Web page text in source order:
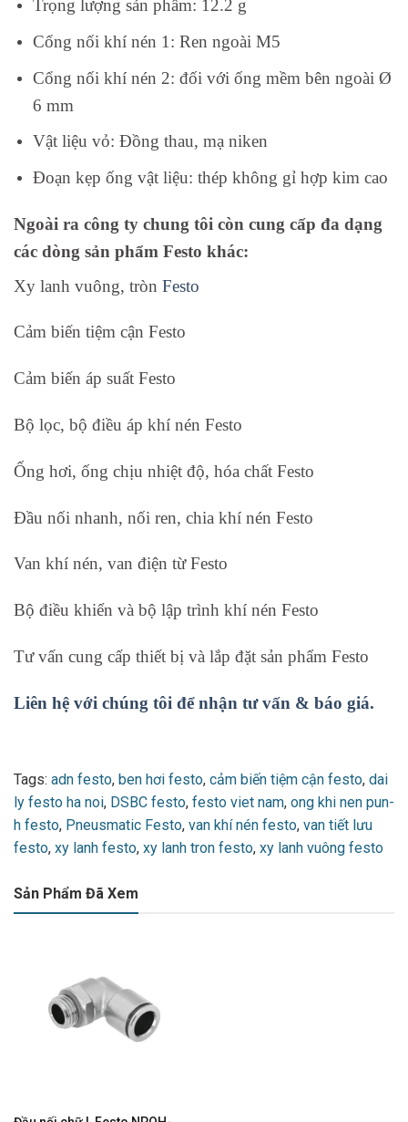
Trọng lượng sản phẩm: 12.2 g
Cổng nối khí nén 1: Ren ngoài M5
Cổng nối khí nén 2: đối với ống mềm bên ngoài Ø
6 mm
Vật liệu vỏ: Đồng thau, mạ niken
Đoạn kẹp ống vật liệu: thép không gỉ hợp kim cao
Ngoài ra công ty chung tôi còn cung cấp đa dạng
các dòng sản phẩm Festo khác:
Xy lanh vuông, tròn Festo
Cảm biến tiệm cận Festo
Cảm biến áp suất Festo
Bộ lọc, bộ điều áp khí nén Festo
Ống hơi, ống chịu nhiệt độ, hóa chất Festo
Đầu nối nhanh, nối ren, chia khí nén Festo
Van khí nén, van điện từ Festo
Bộ điều khiển và bộ lập trình khí nén Festo
Tư vấn cung cấp thiết bị và lắp đặt sản phẩm Festo
Liên hệ với chúng tôi để nhận tư vấn & báo giá.
Tags: adn festo, ben hơi festo, cảm biến tiệm cận festo, dai
ly festo ha noi, DSBC festo, festo viet nam, ong khi nen pun-
h festo, Pneusmatic Festo, van khí nén festo, van tiết lưu
festo, xy lanh festo, xy lanh tron festo, xy lanh vuông festo
Sản Phẩm Đã Xem